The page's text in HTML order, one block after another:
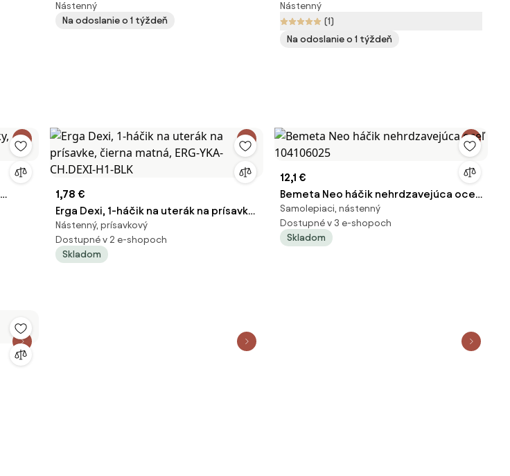
čierna / zlatá lesklá, 7088235-57
Nástenný
Na odoslanie o 1 týždeň
oceľová, 70507352-97
Nástenný
(1)
Na odoslanie o 1 týždeň
1,78 €
Erga Dexi, 1-háčik na uterák na prísavke,
čierna matná, ERG-YKA-CH.DEXI-H1-BLK
Nástenný, prísavkový
Dostupné v 2 e-shopoch
Skladom
12,1 €
Bemeta Neo háčik nehrdzavejúca oceľ
104106025
Samolepiaci, nástenný
Dostupné v 3 e-shopoch
Skladom